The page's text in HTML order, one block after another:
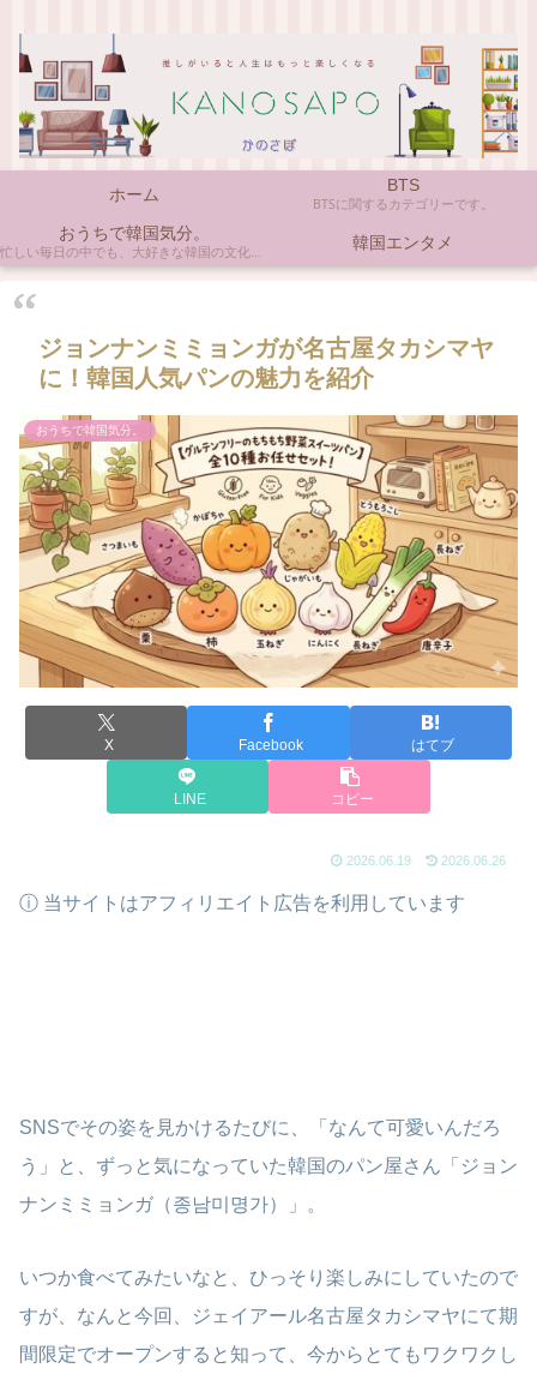
ホーム BTS
BTSに関するカテゴリーです。
おうちで韓国気分。
忙しい毎日の中でも、大好きな韓国の文化やアイテムに触れると心がほっとしますよね。ここでは、自宅で手軽に楽しめる韓国の美味しいもの、お気に入りのコスメ、そして推し活の楽しみ方など、「おうちにいながら韓国気分」に触れられるヒントを私らしくお届けします。 韓国エンタメ
ジョンナンミミョンガが名古屋タカシマヤ
に！韓国人気パンの魅力を紹介
おうちで韓国気分。
X Facebook はてブ
LINE コピー
2026.06.19 2026.06.26
ⓘ 当サイトはアフィリエイト広告を利用しています
SNSでその姿を見かけるたびに、「なんて可愛いんだろ
う」と、ずっと気になっていた韓国のパン屋さん「ジョン
ナンミミョンガ（종남미명가）」。
いつか食べてみたいなと、ひっそり楽しみにしていたので
すが、なんと今回、ジェイアール名古屋タカシマヤにて期
間限定でオープンすると知って、今からとてもワクワクし